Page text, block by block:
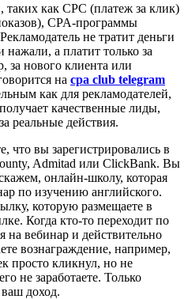
как CPC (платеж за клик)
CPA-программы
не тратит деньги
а платит только за
за нового клиента или
на cpa club telegram
как для рекламодателей,
качественные лиды,
реальные действия.
что вы зарегистрировались в
Admitad или ClickBank. Вы
онлайн-школу, которая
по изучению английского.
которую размещаете в
Когда кто-то переходит по
на вебинар и действительно
вознаграждение, например,
просто кликнул, но не
не заработаете. Только
доход.